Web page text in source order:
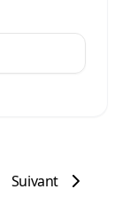
attention
d’en savoir
pour faire
Suivant